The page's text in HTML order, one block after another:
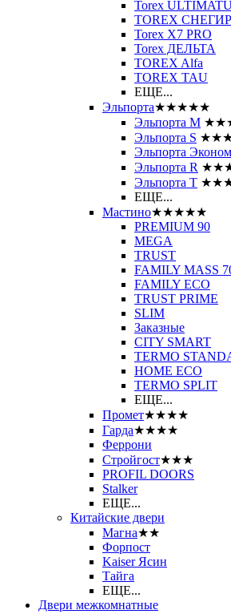
Torex
TOREX
Torex X7 PRO
Torex ДЕЛЬТА
TOREX Alfa
TOREX TAU
ЕЩЕ...
Эльпорта★★★★★
Эльпорта M
Эльпорта S
Эльпорта Эконом
Эльпорта R
Эльпорта Т
ЕЩЕ...
Мастино★★★★★
PREMIUM 90
MEGA
TRUST
FAMILY MASS
FAMILY ECO
TRUST PRIME
SLIM
Заказные
CITY SMART
TERMO
HOME ECO
ТЕRМО SPLIT
ЕЩЕ...
Промет★★★★
Гарда★★★★
Феррони
Стройгост★★★
PROFIL DOORS
Stalker
ЕЩЕ...
Китайские двери
Магна★★
Форпост
Kaiser Ясин
Тайга
ЕЩЕ...
Двери межкомнатные